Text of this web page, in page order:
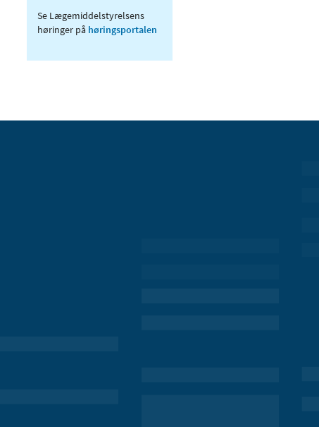
Se Lægemiddelstyrelsens
høringer på høringsportalen